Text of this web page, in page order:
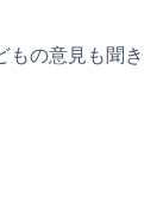
もの意見も聞き